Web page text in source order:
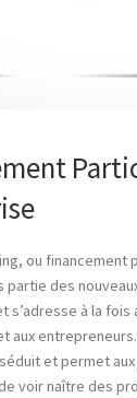
ou
partie des
s’adresse à la fois
aux
et permet
voir naître des